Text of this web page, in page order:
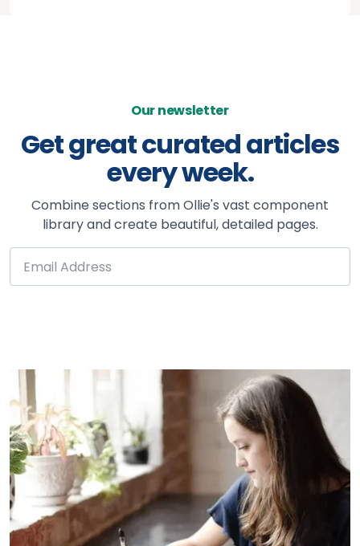
Our newsletter
Get great curated articles
every week.
Combine sections from Ollie's vast component
library and create beautiful, detailed pages.